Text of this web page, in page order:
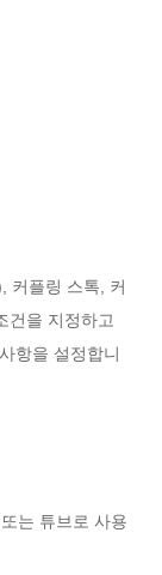
커플링 스톡, 커
건을 지정하고
항을 설정합니
는 튜브로 사용